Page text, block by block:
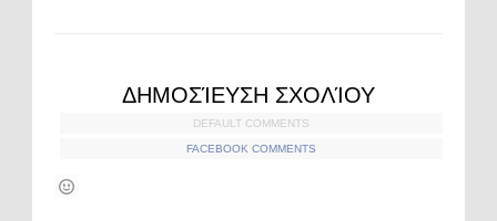
ΔΗΜΟΣΊΕΥΣΗ ΣΧΟΛΊΟΥ
DEFAULT COMMENTS
FACEBOOK COMMENTS